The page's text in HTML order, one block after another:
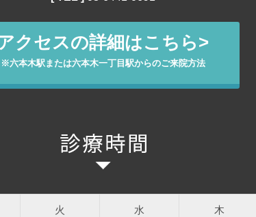
クセスの詳細はこちら>
※六本木駅または六本木一丁目駅からのご来院方法
火 水 木